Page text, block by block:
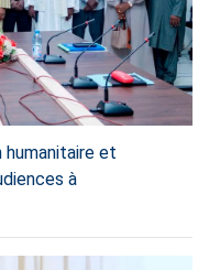
humanitaire et
à